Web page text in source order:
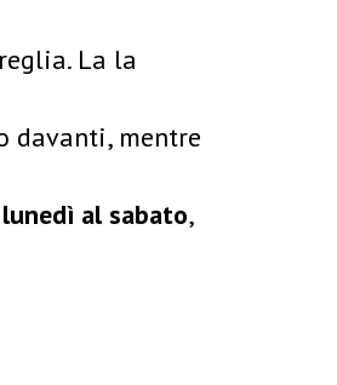
La la
davanti, mentre
al sabato,